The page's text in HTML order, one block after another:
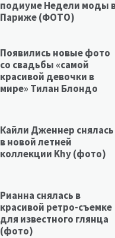
подиуме Недели моды
Париже (ФОТО)
Появились новые фото
со свадьбы «самой
красивой девочки в
мире» Тилан Блондо
Кайли Дженнер снялась
в новой летней
коллекции Khy (фото)
Рианна снялась в
красивой ретро-съемке
для известного глянца
(фото)